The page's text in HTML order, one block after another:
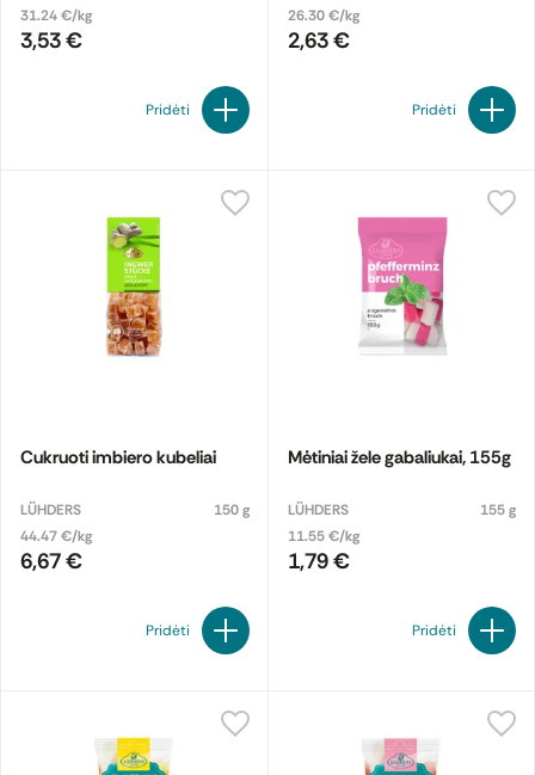
31.24 €/kg
3,53 €
Pridėti
26.30 €/kg
2,63 €
Pridėti
Cukruoti imbiero kubeliai
LÜHDERS
150 g
44.47 €/kg
6,67 €
Pridėti
Mėtiniai žele gabaliukai, 155g
LÜHDERS
155 g
11.55 €/kg
1,79 €
Pridėti